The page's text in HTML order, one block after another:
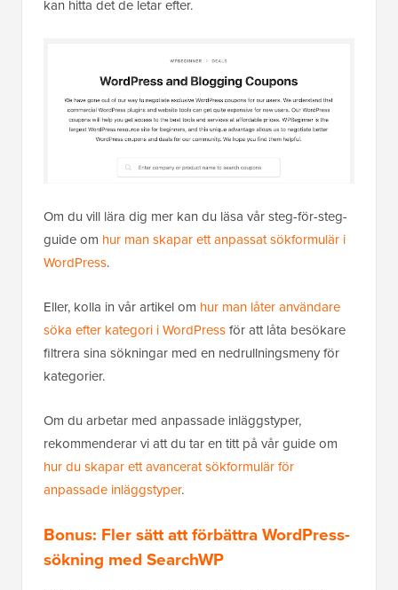
kan hitta det de letar efter.
Om du vill lära dig mer kan du läsa vår steg-för-steg-
guide om hur man skapar ett anpassat sökformulär i
WordPress.
Eller, kolla in vår artikel om hur man låter användare
söka efter kategori i WordPressför att låta besökare
filtrera sina sökningar med en nedrullningsmeny för
kategorier.
Om du arbetar med anpassade inläggstyper,
rekommenderar vi att du tar en titt på vår guide om
hur du skapar ett avancerat sökformulär för
anpassade inläggstyper.
Bonus: Fler sätt att förbättra WordPress-
sökning med SearchWP